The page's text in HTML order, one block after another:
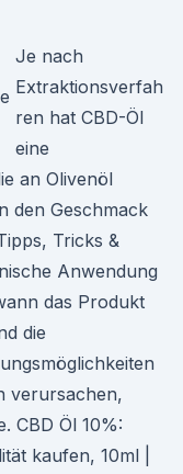
Je nach
Extraktionsverfah
ren hat CBD-Öl
eine
an Olivenöl
den Geschmack
Tricks &
Anwendung
das Produkt
die
verursachen,
CBD Öl 10%:
kaufen, 10ml |